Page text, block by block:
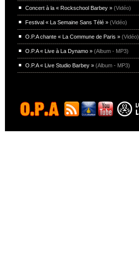
Concert à la « Rockschool Barbey » (Vidéo)
Festival « La Semaine Sans Télé » (Vidéo)
O.P.A chante « La Commune de Paris » (Vidéo)
O.P.A « Live à La Dynamo » (Album - MP3)
O.P.A « Live Studio Barbey » (Album - MP3)